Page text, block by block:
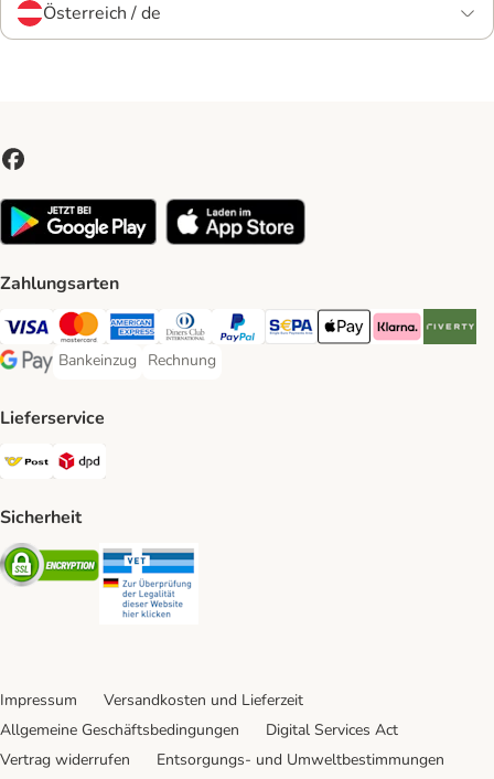
Österreich / de
Zahlungsarten
Visa Payment Method
MasterCard Payment Method
American Express Payment Method
Diners Club Payment Method
PayPal Payment Method
SEPA Payment Method
Apple Pay Payment
Klarna Payment
Google Pay Payment Method
Bankeinzug
Bankeinzug Payment Method
Rechnung
Rechnung Payment Method
Lieferservice
Österreichische Post Shipping Method
Sicherheit
Security
Impressum
Versandkosten und Lieferzeit
Allgemeine Geschäftsbedingungen
Digital Services Act
Vertrag widerrufen
Entsorgungs- und Umweltbestimmungen